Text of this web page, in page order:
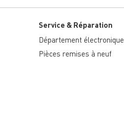
Service & Réparation
Département électronique
Pièces remises à neuf